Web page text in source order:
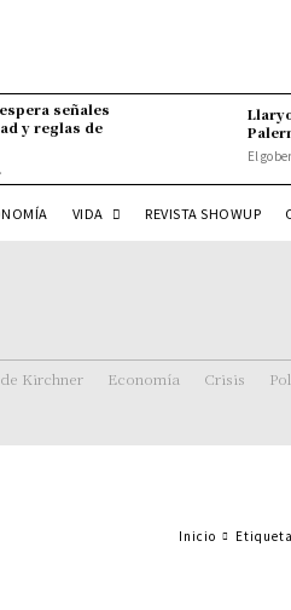
señales
y reglas de
El
VIDA REVISTA SHOWUP
Kirchner Economía Crisis
Inicio